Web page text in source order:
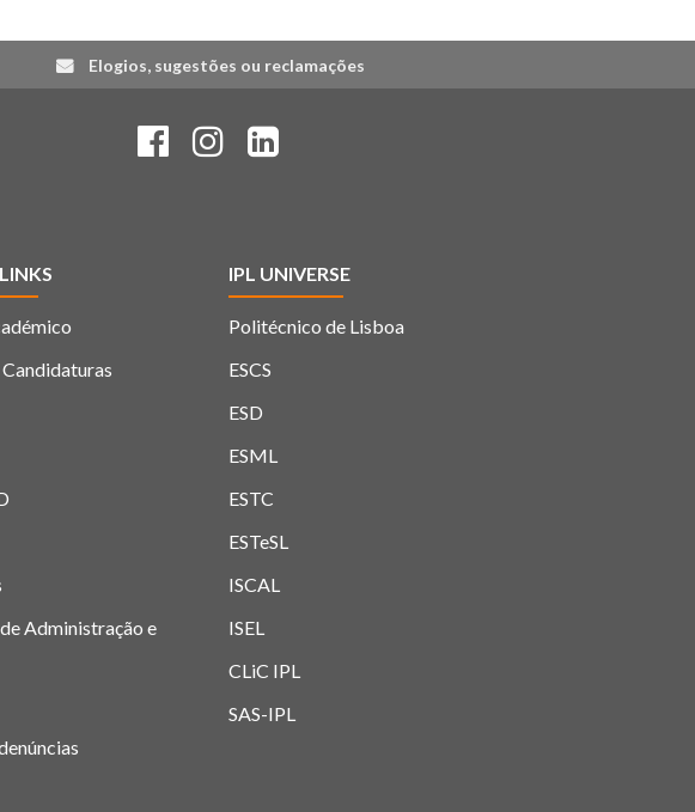
Elogios, sugestões ou reclamações
Administração e
IPL UNIVERSE
Politécnico de Lisboa
ESCS
ESD
ESML
ESTC
ESTeSL
ISCAL
ISEL
CLiC IPL
SAS-IPL